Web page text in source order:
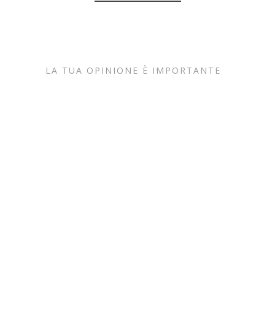
LA TUA OPINIONE È IMPORTANTE